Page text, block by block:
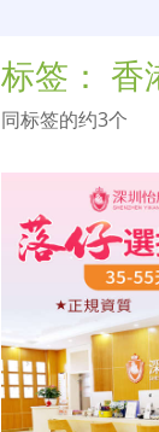
标签： 香
同标签的约3个